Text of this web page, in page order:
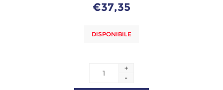
€37,35
DISPONIBILE
+
-